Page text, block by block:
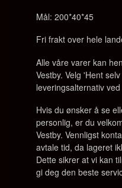
Mål: 200*40*45
Fri frakt over hele
Alle våre varer kan
Vestby. Velg 'Hent
leveringsalternativ
Hvis du ønsker å se
personlig, er du
Vestby. Vennligst
avtale tid, da lageret
Dette sikrer at vi kan
gi deg den beste